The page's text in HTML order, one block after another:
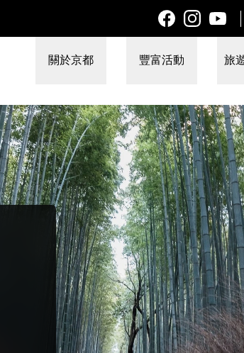
關於京都 豐富活動 旅